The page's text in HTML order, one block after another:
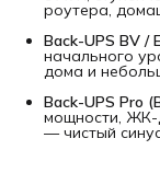
роутера,
Back-UPS BV /
начального
дома и
Back-UPS Pro
мощности, ЖК-
— чистый